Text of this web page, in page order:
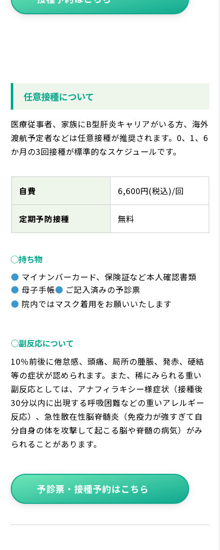
任意接種について
医療従事者、家族にB型肝炎キャリアがいる方、海外
渡航予定者などは任意接種が推奨されます。0、1、6
か月の3回接種が標準的なスケジュールです。
自費 6,600円(税込)/回
定期予防接種 無料
◯持ち物
マイナンバーカード、保険証など本人確認書類
母子手帳
ご記入済みの予診票
院内ではマスク着用をお願いいたします
○副反応について
10％前後に倦怠感、頭痛、局所の腫脹、発赤、硬結
等の症状が認められます。また、稀にみられる重い
副反応としては、アナフィラキシー様症状（接種後
30分以内に出現する呼吸困難などの重いアレルギー
反応）、急性散在性脳脊髄炎（免疫力が強すぎて自
分自身の体を攻撃して起こる脳や脊髄の病気）がみ
られることがあります。
予診票・接種予約はこちら